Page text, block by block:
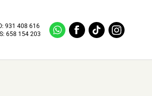
931 408 616
658 154 203